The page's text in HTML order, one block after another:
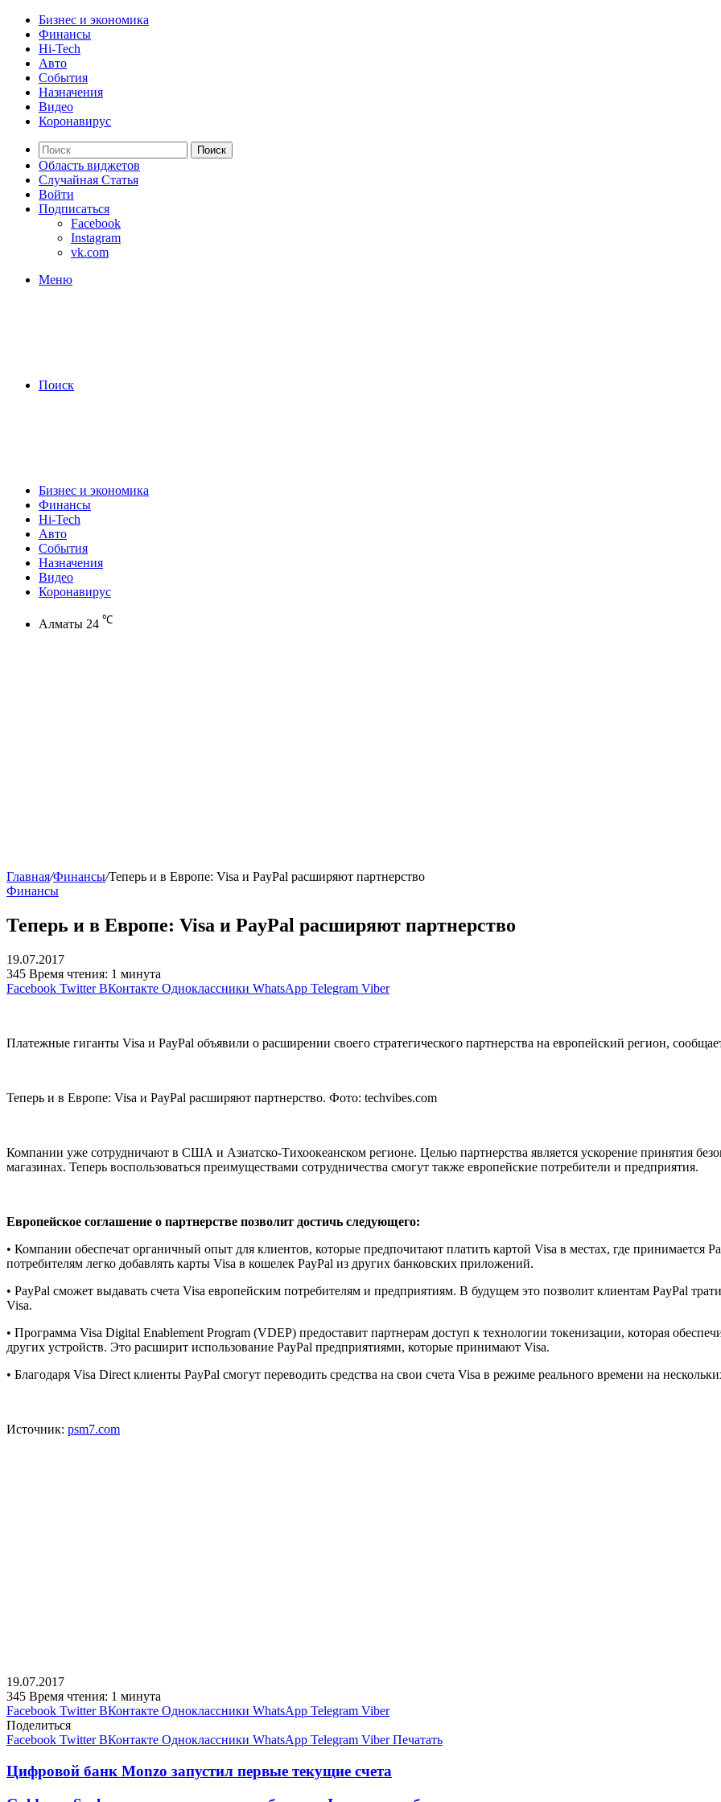
Бизнес и экономика
Финансы
Hi-Tech
Авто
События
Назначения
Видео
Коронавирус
Поиск
Область виджетов
Случайная Статья
Войти
Подписаться
Facebook
Instagram
vk.com
Меню
Поиск
Бизнес и экономика
Финансы
Hi-Tech
Авто
События
Назначения
Видео
Коронавирус
Алматы 24 ℃
Главная/Финансы/Теперь и в Европе: Visa и PayPal расширяют партнерство
Финансы
Теперь и в Европе: Visa и PayPal расширяют партнерство
19.07.2017
345 Время чтения: 1 минута
Facebook Twitter ВКонтакте Одноклассники WhatsApp Telegram Viber
Платежные гиганты Visa и PayPal объявили о расширении своего стратегического партнерства на европейский регион,
Теперь и в Европе: Visa и PayPal расширяют партнерство. Фото: techvibes.com
Компании уже сотрудничают в США и Азиатско-Тихоокеанском регионе. Целью партнерства является ускорение принятия
магазинах. Теперь воспользоваться преимуществами сотрудничества смогут также европейские потребители и предприятия.
Европейское соглашение о партнерстве позволит достичь следующего:
• Компании обеспечат органичный опыт для клиентов, которые предпочитают платить картой Visa в местах, где принимается
потребителям легко добавлять карты Visa в кошелек PayPal из других банковских приложений.
• PayPal сможет выдавать счета Visa европейским потребителям и предприятиям. В будущем это позволит клиентам PayPal
Visa.
• Программа Visa Digital Enablement Program (VDEP) предоставит партнерам доступ к технологии токенизации, которая
других устройств. Это расширит использование PayPal предприятиями, которые принимают Visa.
• Благодаря Visa Direct клиенты PayPal смогут переводить средства на свои счета Visa в режиме реального времени на
Источник: psm7.com
19.07.2017
345 Время чтения: 1 минута
Facebook Twitter ВКонтакте Одноклассники WhatsApp Telegram Viber
Поделиться
Facebook Twitter ВКонтакте Одноклассники WhatsApp Telegram Viber Печатать
Цифровой банк Monzo запустил первые текущие счета